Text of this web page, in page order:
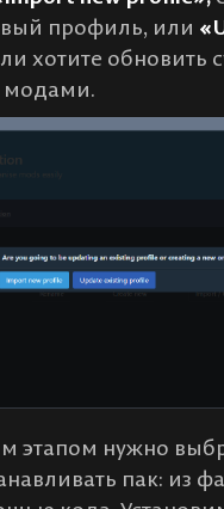
профиль, или
хотите обновить
модами.
этапом нужно
пак: из